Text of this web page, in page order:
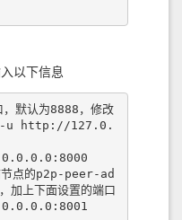
以下信息
默认为8888，修改
-u http://127.0.
节点的p2p-peer-ad
加上下面设置的端口